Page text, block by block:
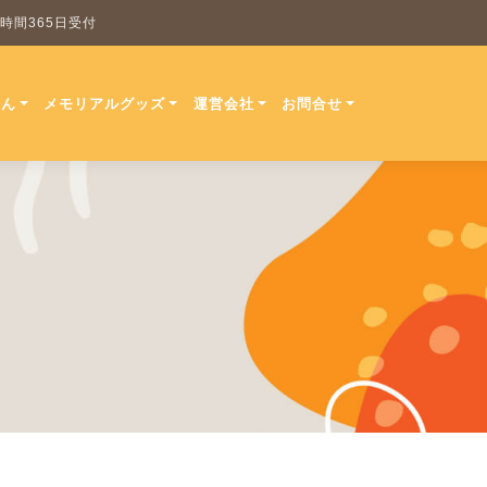
間365日受付
メモリアルグッズ 運営会社 お問合せ